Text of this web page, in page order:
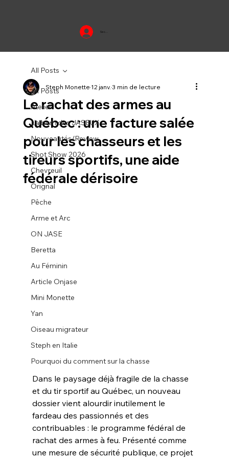
Se connecter
All Posts
Atelier
L'album des JASEUX
Nouveautés/Review
Shot Show 2026
Chevreuil
Orignal
Pêche
Arme et Arc
ON JASE
Beretta
Au Féminin
Article Onjase
Mini Monette
Yan
Oiseau migrateur
Steph en Italie
Pourquoi du comment sur la chasse
All Posts
Le rachat des armes au
Québec : une facture salée
pour les chasseurs et les
tireurs sportifs, une aide
fédérale dérisoire
Steph Monette12 janv.3 min de lecture
Dans le paysage déjà fragile de la chasse
et du tir sportif au Québec, un nouveau
dossier vient alourdir inutilement le
fardeau des passionnés et des
contribuables : le programme fédéral de
rachat des armes à feu. Présenté comme
une mesure de sécurité publique, ce projet